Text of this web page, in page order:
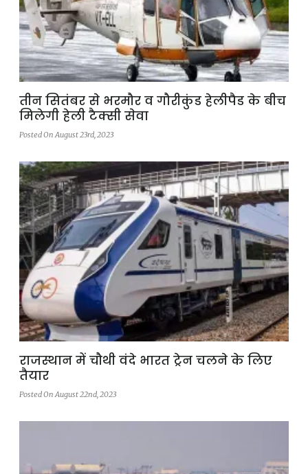
तीन सितंबर से भरमौर व गौरीकुंड हेलीपैड के बीच
मिलेगी हेली टैक्सी सेवा
Posted On August 23rd, 2023
राजस्थान में चौथी वंदे भारत ट्रेन चलने के लिए
तैयार
Posted On August 22nd, 2023